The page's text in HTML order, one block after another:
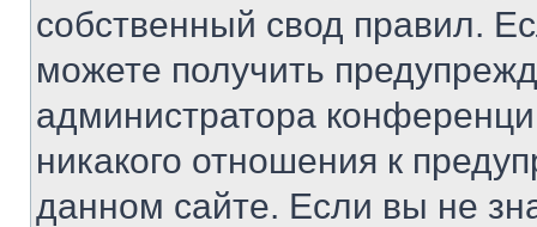
собственный свод правил.
можете получить
администратора
никакого отношения к
данном сайте. Если вы не